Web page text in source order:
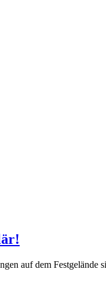
auf dem Festgelände